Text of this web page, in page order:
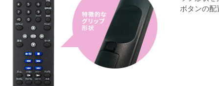
ボタンの配